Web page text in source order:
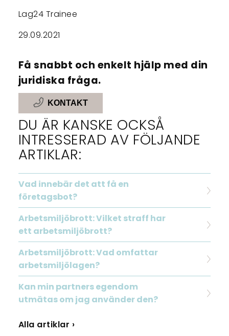
Lag24 Trainee
29.09.2021
Få snabbt och enkelt hjälp med din
juridiska fråga.
KONTAKT
DU ÄR KANSKE OCKSÅ
INTRESSERAD AV FÖLJANDE
ARTIKLAR:
Vad innebär det att få en
företagsbot?
Arbetsmiljöbrott: Vilket straff har
ett arbetsmiljöbrott?
Arbetsmiljöbrott: Vad omfattar
arbetsmiljölagen?
Kan min partners egendom
utmätas om jag använder den?
Alla artiklar ›